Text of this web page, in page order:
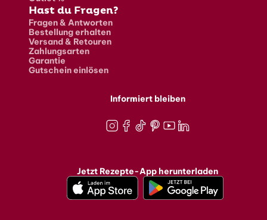
Hast du Fragen?
Fragen & Antworten
Bestellung erhalten
Versand & Retouren
Zahlungsarten
Garantie
Gutschein einlösen
Informiert bleiben
Jetzt Rezepte-App herunterladen